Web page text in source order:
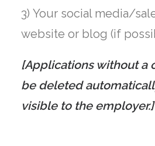
3) Your social media/
website or blog (if
[Applications without a
be deleted
visible to the employer.]